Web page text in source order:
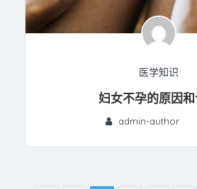
医学知识
妇女不孕的原因
admin-author